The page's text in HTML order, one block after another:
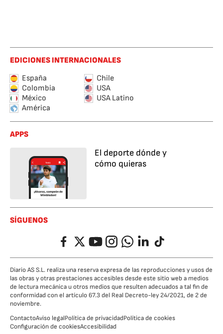
EDICIONES INTERNACIONALES
España
Chile
Colombia
USA
México
USA Latino
América
APPS
El deporte dónde y
cómo quieras
SÍGUENOS
FacebookTwitterYouTubeInstagramWhatsappLinkedIn
TikTok
Diario AS S.L. realiza una reserva expresa de las reproducciones y usos de
las obras y otras prestaciones accesibles desde este sitio web a medios
de lectura mecánica u otros medios que resulten adecuados a tal fin de
conformidad con el artículo 67.3 del Real Decreto-ley 24/2021, de 2 de
noviembre.
ContactoAviso legalPolítica de privacidadPolítica de cookies
Configuración de cookiesAccesibilidad